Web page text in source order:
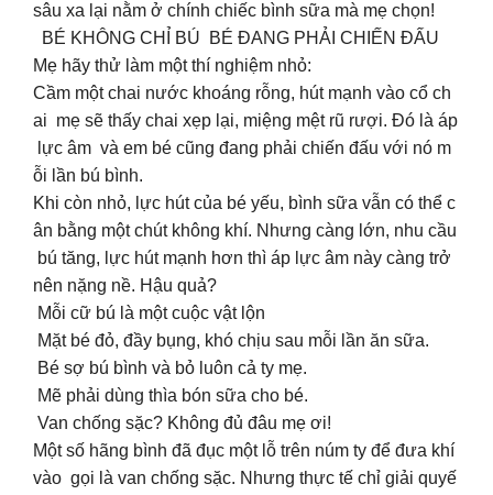
sâu xa lại nằm ở chính chiếc bình sữa mà mẹ chọn!
BÉ KHÔNG CHỈ BÚ BÉ ĐANG PHẢI CHIẾN ĐẤU
Mẹ hãy thử làm một thí nghiệm nhỏ:
Cầm một chai nước khoáng rỗng, hút mạnh vào cổ ch
ai mẹ sẽ thấy chai xẹp lại, miệng mệt rũ rượi. Đó là áp
lực âm và em bé cũng đang phải chiến đấu với nó m
ỗi lần bú bình.
Khi còn nhỏ, lực hút của bé yếu, bình sữa vẫn có thể c
ân bằng một chút không khí. Nhưng càng lớn, nhu cầu
bú tăng, lực hút mạnh hơn thì áp lực âm này càng trở
nên nặng nề. Hậu quả?
Mỗi cữ bú là một cuộc vật lộn
Mặt bé đỏ, đầy bụng, khó chịu sau mỗi lần ăn sữa.
Bé sợ bú bình và bỏ luôn cả ty mẹ.
Mẽ phải dùng thìa bón sữa cho bé.
Van chống sặc? Không đủ đâu mẹ ơi!
Một số hãng bình đã đục một lỗ trên núm ty để đưa khí
vào gọi là van chống sặc. Nhưng thực tế chỉ giải quyế